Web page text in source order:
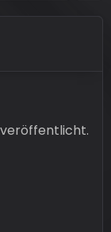
veröffentlicht.